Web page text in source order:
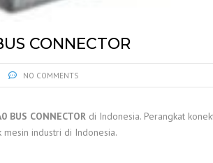
CONNECTOR
NO COMMENTS
BUS CONNECTOR di Indonesia. Perangkat
industri di Indonesia.